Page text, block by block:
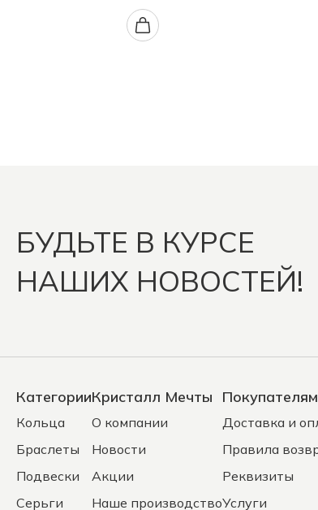
БУДЬТЕ В КУРСЕ
НАШИХ НОВОСТЕЙ!
Категории
Кольца
Браслеты
Подвески
Серьги
Кристалл Мечты
О компании
Новости
Акции
Наше производство
Покупателям
Доставка и
Правила
Реквизиты
Услуги